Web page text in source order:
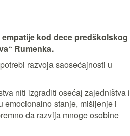
kod dece predškolskog
Rumenka.
razvoja saosećajnosti u
niti izgraditi osećaj zajedništva i
emocionalno stanje, mišljenje i
da razvija mnoge osobine